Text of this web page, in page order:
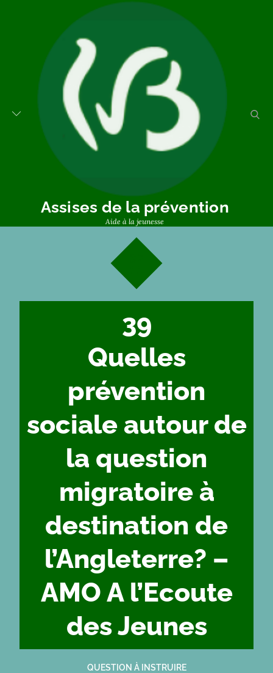
Assises de la prévention
Aide à la jeunesse
39
Quelles
prévention
sociale autour de
la question
migratoire à
destination de
l’Angleterre? –
AMO A l’Ecoute
des Jeunes
QUESTION À INSTRUIRE